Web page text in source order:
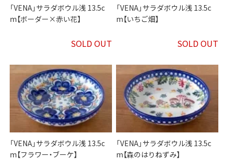
「VENA」サラダボウル浅 13.5c
m【ボーダー×赤い花】
SOLD OUT
「VENA」サラダボウル浅 13.5c
m【いちご畑】
SOLD OUT
「VENA」サラダボウル浅 13.5c
m【フラワー・ブーケ】
「VENA」サラダボウル浅 13.5c
m【森のはりねずみ】